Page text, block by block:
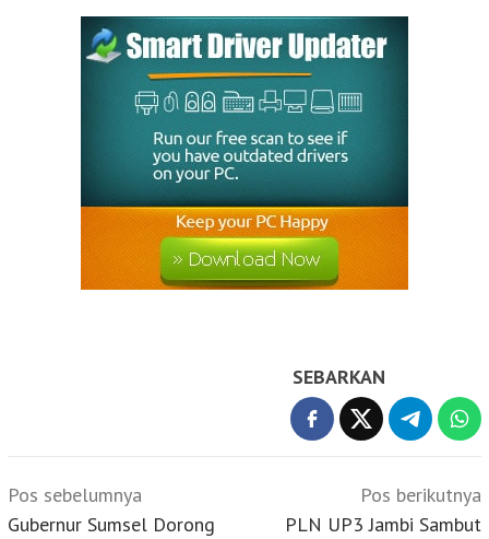
SEBARKAN
Navigasi
pos
Pos sebelumnya
Gubernur Sumsel Dorong
Pos berikutnya
PLN UP3 Jambi Sambut